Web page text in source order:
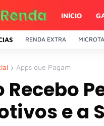
INÍCIO
RENDA EXTRA
Apps que Pagam
Recebo
e a